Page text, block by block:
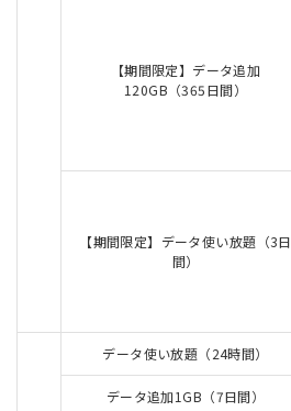
【期間限定】データ追加
120GB（365日間）
【期間限定】データ使い放題（3日
間）
データ使い放題（24時間）
データ追加1GB（7日間）